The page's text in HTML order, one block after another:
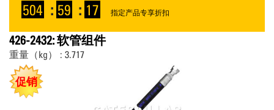
504 : 59 : 17 指定产品专享折扣
426-2432: 软管组件
重量（kg） : 3.717
促销